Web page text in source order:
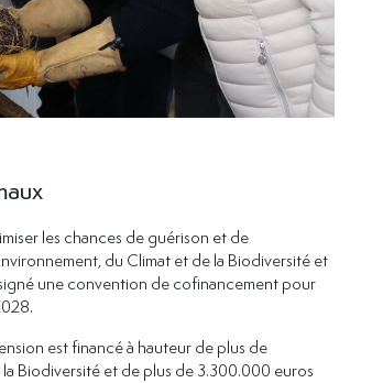
les chances de guérison et de
du Climat et de la Biodiversité et
une convention de cofinancement pour
est financé à hauteur de plus de
Biodiversité et de plus de 3.300.000 euros